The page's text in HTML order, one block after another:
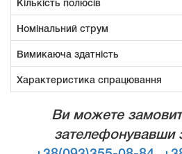
Номінальний струм
Вимикаюча здатність
Характеристика спрацювання
Ви можете
зателефонувавши